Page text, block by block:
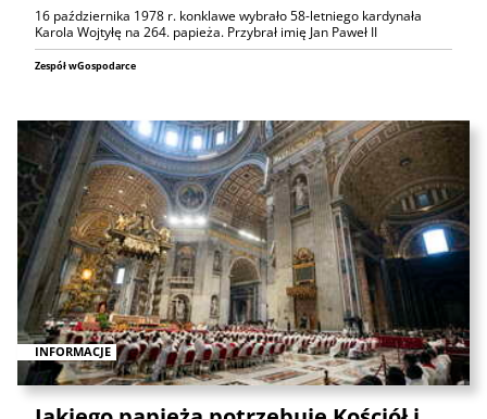
16 października 1978 r. konklawe wybrało 58-letniego kardynała
Karola Wojtyłę na 264. papieża. Przybrał imię Jan Paweł II
Zespół wGospodarce
INFORMACJE